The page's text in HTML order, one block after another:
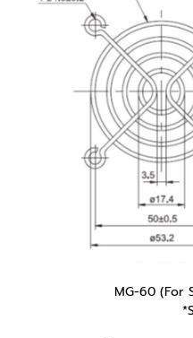
MG-60 (For